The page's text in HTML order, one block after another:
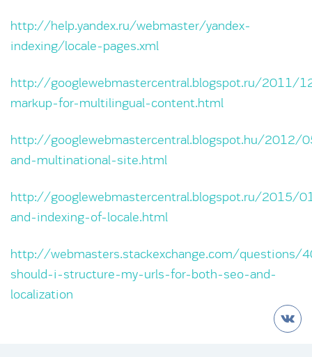
http://help.yandex.ru/webmaster/yandex-
indexing/locale-pages.xml
http://googlewebmastercentral.blogspot.ru/2011/
markup-for-multilingual-content.html
http://googlewebmastercentral.blogspot.hu/2012/
and-multinational-site.html
http://googlewebmastercentral.blogspot.ru/2015/
and-indexing-of-locale.html
http://webmasters.stackexchange.com/questions/
should-i-structure-my-urls-for-both-seo-and-
localization